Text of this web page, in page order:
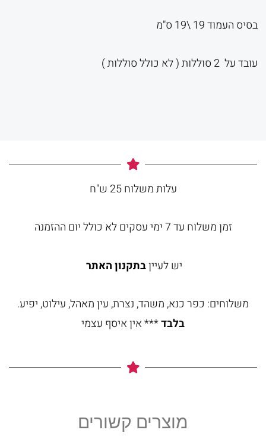
בסיס העמוד 19 \19 ס"מ
עובד על 2 סוללות ( לא כולל סוללות )
עלות משלוח 25 ש"ח
זמן משלוח עד 7 ימי עסקים לא כולל יום ההזמנה
יש לעייןבתקנון האתר
משלוחים: כפר כנא, משהד, נצרת, עין מאהל, עילוט, יפיע.
בלבד*** אין איסף עצמי
מוצרים קשורים